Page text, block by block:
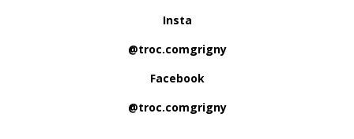
Insta
@troc.comgrigny
Facebook
@troc.comgrigny